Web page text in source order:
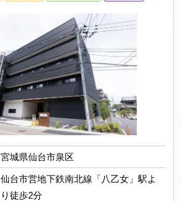
宮城県仙台市泉区
仙台市営地下鉄南北線「八乙女」駅よ
り徒歩2分